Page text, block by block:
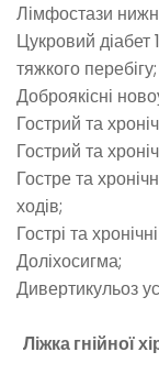
Лімфостази
Цукровий діабет
тяжкого перебігу;
Доброякісні
Гострий та
Гострий та
Гостре та
ходів;
Гострі та
Доліхосигма;
Дивертикульоз
Ліжка гнійної